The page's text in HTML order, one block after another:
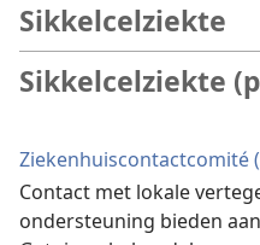
Sikkelcelziekte
Sikkelcelziekte
Ziekenhuiscontactcomité
Contact met lokale
ondersteuning bieden